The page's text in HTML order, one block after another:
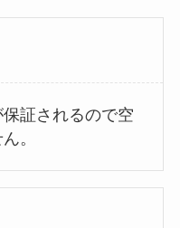
証されるので空
。